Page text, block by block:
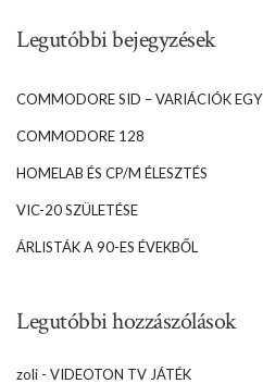
Legutóbbi bejegyzések
COMMODORE SID – VARIÁCIÓK
COMMODORE 128
HOMELAB ÉS CP/M ÉLESZTÉS
VIC-20 SZÜLETÉSE
ÁRLISTÁK A 90-ES ÉVEKBŐL
Legutóbbi hozzászólások
zoli - VIDEOTON TV JÁTÉK